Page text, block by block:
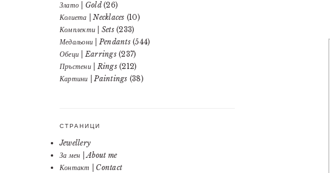
Злато | Gold(26)
Колиета | Necklaces (10)
Комплекти | Sets(233)
Медальони | Pendants(544)
Обеци | Earrings(237)
Пръстени | Rings(212)
Картини | Paintings (38)
СТРАНИЦИ
Jewellery
За мен | About me
Контакт | Contact